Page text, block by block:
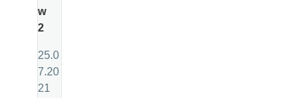
w
2
25.0
7.20
21